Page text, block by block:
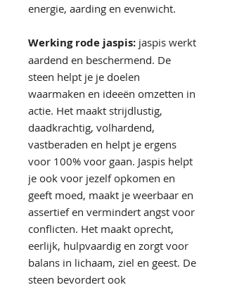
energie, aarding en evenwicht.
Werking rode jaspis: jaspis werkt
aardend en beschermend. De
steen helpt je je doelen
waarmaken en ideeën omzetten in
actie. Het maakt strijdlustig,
daadkrachtig, volhardend,
vastberaden en helpt je ergens
voor 100% voor gaan. Jaspis helpt
je ook voor jezelf opkomen en
geeft moed, maakt je weerbaar en
assertief en vermindert angst voor
conflicten. Het maakt oprecht,
eerlijk, hulpvaardig en zorgt voor
balans in lichaam, ziel en geest. De
steen bevordert ook